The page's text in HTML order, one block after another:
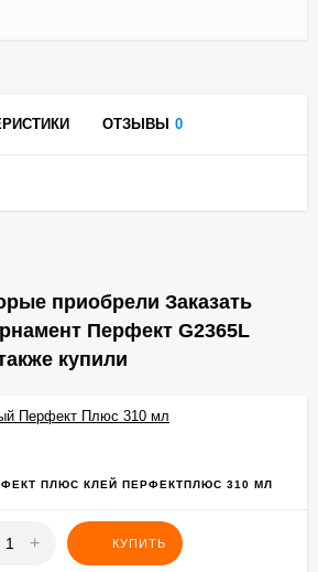
ОТЗЫВЫ 0
приобрели Заказать
Перфект G2365L
купили
Перфект Плюс 310 мл
ПЛЮС КЛЕЙ ПЕРФЕКТПЛЮС 310 МЛ
+ КУПИТЬ